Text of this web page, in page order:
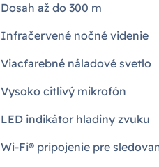
Dosah až do 300 m
Infračervené nočné videnie
Viacfarebné náladové svetlo
Vysoko citlivý mikrofón
LED indikátor hladiny zvuku
Wi-Fi® pripojenie pre